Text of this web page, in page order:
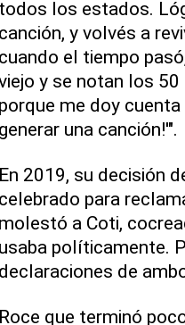
todos los estados.
canción, y volvés a
cuando el tiempo
y se notan los
porque me doy cuenta
generar una canción!'".
En 2019, su decisión
celebrado para
molestó a Coti,
usaba políticamente.
declaraciones de
Roce que terminó